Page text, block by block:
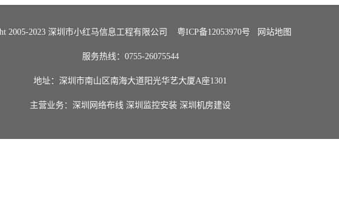
2005-2023 深圳市小红马信息工程有限公司 粤ICP备12053970号 网站地图
服务热线：0755-26075544
地址：深圳市南山区南海大道阳光华艺大厦A座1301
主营业务： 深圳网络布线 深圳监控安装 深圳机房建设